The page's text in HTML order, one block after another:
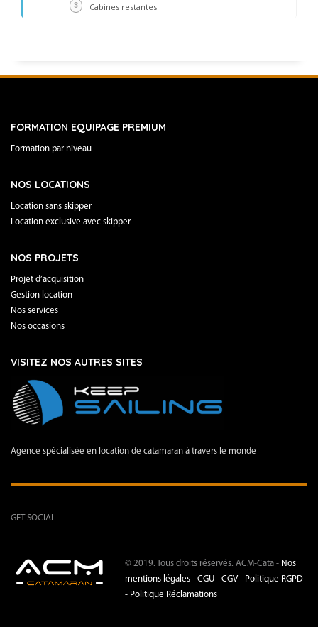
3 Cabines restantes
FORMATION EQUIPAGE PREMIUM
Formation par niveau
NOS LOCATIONS
Location sans skipper
Location exclusive avec skipper
NOS PROJETS
Projet d’acquisition
Gestion location
Nos services
Nos occasions
VISITEZ NOS AUTRES SITES
Agence spécialisée en location de catamaran à travers le monde
GET SOCIAL
© 2019. Tous droits réservés. ACM-Cata - Nos
mentions légales - CGU - CGV - Politique RGPD
- Politique Réclamations